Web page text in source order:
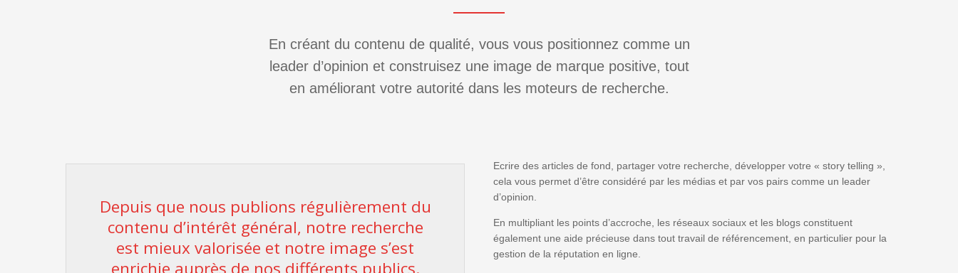
En créant du contenu de qualité, vous vous positionnez comme un
leader d’opinion et construisez une image de marque positive, tout
en améliorant votre autorité dans les moteurs de recherche.
Depuis que nous publions régulièrement du
contenu d’intérêt général, notre recherche
est mieux valorisée et notre image s’est
enrichie auprès de nos différents publics.
Ecrire des articles de fond, partager votre recherche, développer votre « story telling »,
cela vous permet d’être considéré par les médias et par vos pairs comme un leader
d’opinion.
En multipliant les points d’accroche, les réseaux sociaux et les blogs constituent
également une aide précieuse dans tout travail de référencement, en particulier pour la
gestion de la réputation en ligne.